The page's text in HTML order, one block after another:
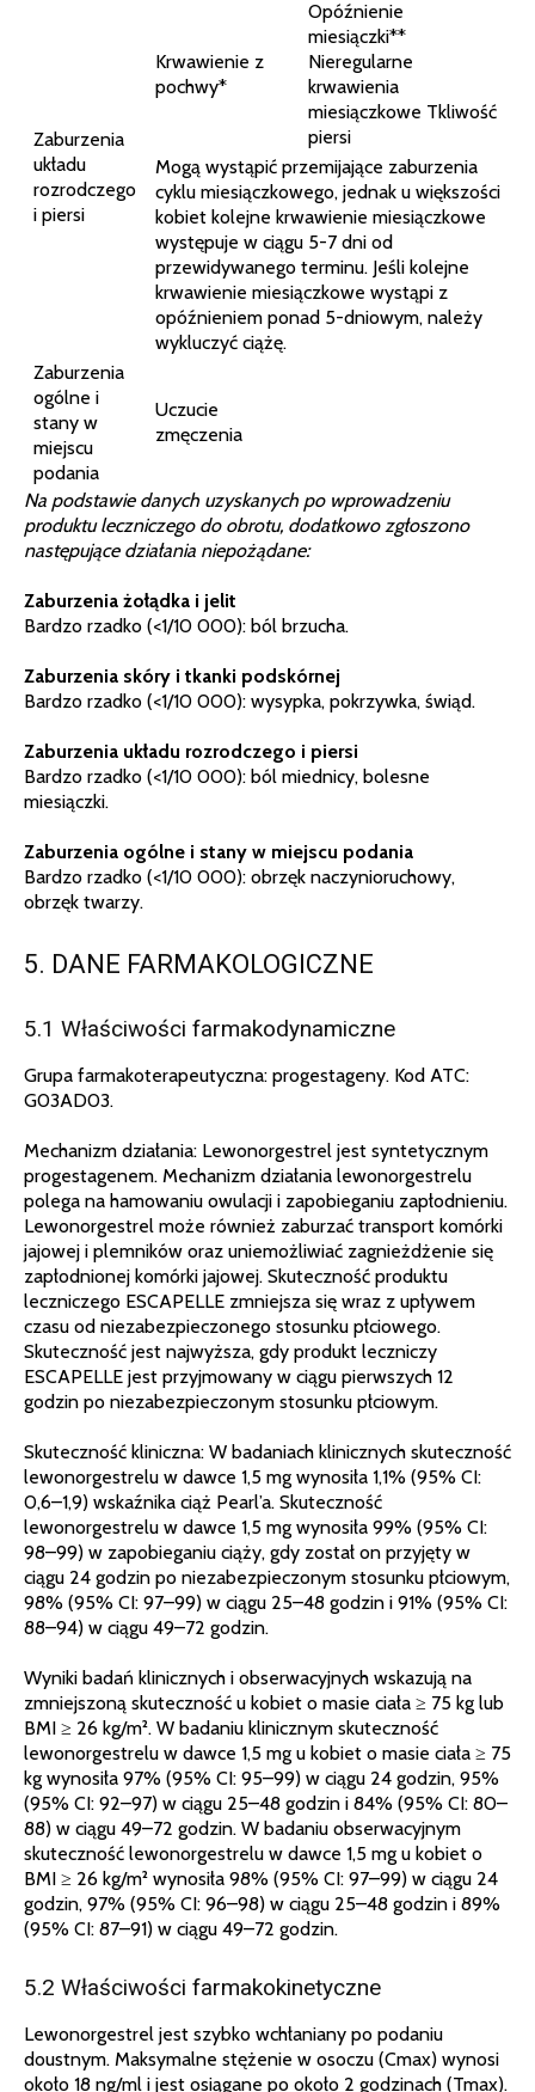
Zaburzenia
układu
rozrodczego
i piersi
Krwawienie z
pochwy*
Opóźnienie
miesiączki**
Nieregularne
krwawienia
miesiączkowe Tkliwość
piersi
Mogą wystąpić przemijające zaburzenia
cyklu miesiączkowego, jednak u większości
kobiet kolejne krwawienie miesiączkowe
występuje w ciągu 5-7 dni od
przewidywanego terminu. Jeśli kolejne
krwawienie miesiączkowe wystąpi z
opóźnieniem ponad 5-dniowym, należy
wykluczyć ciążę.
Zaburzenia
ogólne i
stany w
miejscu
podania
Uczucie
zmęczenia
Na podstawie danych uzyskanych po wprowadzeniu
produktu leczniczego do obrotu, dodatkowo zgłoszono
następujące działania niepożądane:
Zaburzenia żołądka i jelit
Bardzo rzadko (<1/10 000): ból brzucha.
Zaburzenia skóry i tkanki podskórnej
Bardzo rzadko (<1/10 000): wysypka, pokrzywka, świąd.
Zaburzenia układu rozrodczego i piersi
Bardzo rzadko (<1/10 000): ból miednicy, bolesne
miesiączki.
Zaburzenia ogólne i stany w miejscu podania
Bardzo rzadko (<1/10 000): obrzęk naczynioruchowy,
obrzęk twarzy.
5. DANE FARMAKOLOGICZNE
5.1 Właściwości farmakodynamiczne
Grupa farmakoterapeutyczna: progestageny. Kod ATC:
G03AD03.
Mechanizm działania: Lewonorgestrel jest syntetycznym
progestagenem. Mechanizm działania lewonorgestrelu
polega na hamowaniu owulacji i zapobieganiu zapłodnieniu.
Lewonorgestrel może również zaburzać transport komórki
jajowej i plemników oraz uniemożliwiać zagnieżdżenie się
zapłodnionej komórki jajowej. Skuteczność produktu
leczniczego ESCAPELLE zmniejsza się wraz z upływem
czasu od niezabezpieczonego stosunku płciowego.
Skuteczność jest najwyższa, gdy produkt leczniczy
ESCAPELLE jest przyjmowany w ciągu pierwszych 12
godzin po niezabezpieczonym stosunku płciowym.
Skuteczność kliniczna: W badaniach klinicznych skuteczność
lewonorgestrelu w dawce 1,5 mg wynosiła 1,1% (95% CI:
0,6–1,9) wskaźnika ciąż Pearl’a. Skuteczność
lewonorgestrelu w dawce 1,5 mg wynosiła 99% (95% CI:
98–99) w zapobieganiu ciąży, gdy został on przyjęty w
ciągu 24 godzin po niezabezpieczonym stosunku płciowym,
98% (95% CI: 97–99) w ciągu 25–48 godzin i 91% (95% CI:
88–94) w ciągu 49–72 godzin.
Wyniki badań klinicznych i obserwacyjnych wskazują na
zmniejszoną skuteczność u kobiet o masie ciała ≥ 75 kg lub
BMI ≥ 26 kg/m². W badaniu klinicznym skuteczność
lewonorgestrelu w dawce 1,5 mg u kobiet o masie ciała ≥ 75
kg wynosiła 97% (95% CI: 95–99) w ciągu 24 godzin, 95%
(95% CI: 92–97) w ciągu 25–48 godzin i 84% (95% CI: 80–
88) w ciągu 49–72 godzin. W badaniu obserwacyjnym
skuteczność lewonorgestrelu w dawce 1,5 mg u kobiet o
BMI ≥ 26 kg/m² wynosiła 98% (95% CI: 97–99) w ciągu 24
godzin, 97% (95% CI: 96–98) w ciągu 25–48 godzin i 89%
(95% CI: 87–91) w ciągu 49–72 godzin.
5.2 Właściwości farmakokinetyczne
Lewonorgestrel jest szybko wchłaniany po podaniu
doustnym. Maksymalne stężenie w osoczu (Cmax) wynosi
około 18 ng/ml i jest osiągane po około 2 godzinach (Tmax).